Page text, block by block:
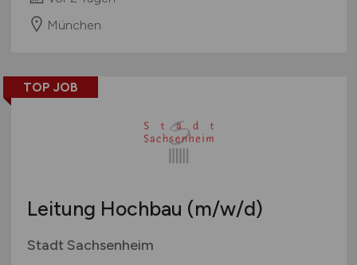
München
TOP JOB
Leitung Hochbau (m/w/d)
Stadt Sachsenheim